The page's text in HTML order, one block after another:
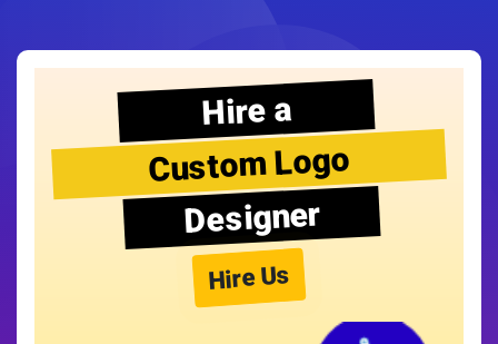
Hire a
Custom Logo
Designer
Hire Us